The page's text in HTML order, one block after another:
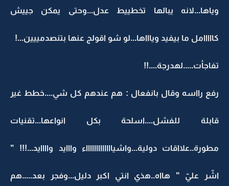
وياها...لانه يبالها تخطييط عدل...وحتى يمكن جييش
كااااامل ما بيفيد وياااها...لو شو اقولج عنها بتنصدمييين...!
تفاجأت.....لهدرجة....!!
رفع رااسه وقال بانفعال : هم عندهم كل شي....خطط غير
قابلة للفشل....اسلحة بكل انواعها...تقنيات
مطورة..علااقات دولية...واشياااااااااااااء وااايد واااايد...!!! "
اشّر عليّ " هااه..هذي انتي اكبر دليل...وفجر بعد.....هم